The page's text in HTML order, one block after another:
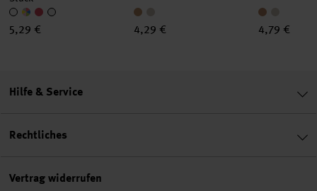
5,29 € 4,29 € 4,79 €
Hilfe & Service
Rechtliches
Vertrag widerrufen